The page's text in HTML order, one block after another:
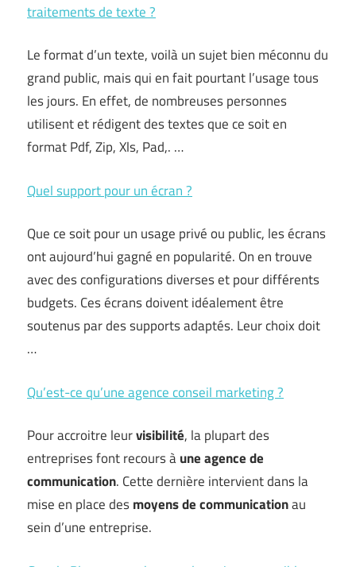
traitements de texte ?
Le format d’un texte, voilà un sujet bien méconnu du
grand public, mais qui en fait pourtant l’usage tous
les jours. En effet, de nombreuses personnes
utilisent et rédigent des textes que ce soit en
format Pdf, Zip, Xls, Pad,. …
Quel support pour un écran ?
Que ce soit pour un usage privé ou public, les écrans
ont aujourd’hui gagné en popularité. On en trouve
avec des configurations diverses et pour différents
budgets. Ces écrans doivent idéalement être
soutenus par des supports adaptés. Leur choix doit
…
Qu’est-ce qu’une agence conseil marketing ?
Pour accroitre leurvisibilité, la plupart des
entreprises font recours àune agence de
communication. Cette dernière intervient dans la
mise en place desmoyens de communicationau
sein d’une entreprise.